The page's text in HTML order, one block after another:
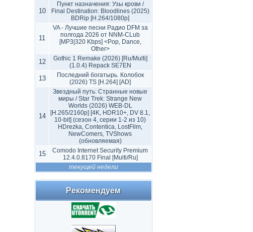
10
Пункт назначения: Узы крови /
Final Destination: Bloodlines (2025)
BDRip [H.264/1080p]
11
VA - Лучшие песни Радио DFM за
полгода 2026 от NNM-CLub
[MP3|320 Kbps] <Pop, Dance,
Other>
12
Gothic 1 Remake (2026) [Ru/Multi]
(1.0.4) Repack SE7EN
13
Последний богатырь. Колобок
(2026) TS [H.264] [AD]
14
Звездный путь: Странные новые
миры / Star Trek: Strange New
Worlds (2026) WEB-DL
[H.265/2160p] [4K, HDR10+, DV 8.1,
10-bit] (сезон 4, серии 1-2 из 10)
HDrezka, Contentica, LostFilm,
NewComers, TVShows
(обновляемая)
15
Comodo Internet Security Premium
12.4.0.8170 Final [Multi/Ru]
текущей недели
Рекомендуем